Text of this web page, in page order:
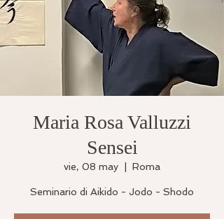
Maria Rosa Valluzzi
Sensei
vie, 08 may Roma
Seminario di Aikido - Jodo - Shodo